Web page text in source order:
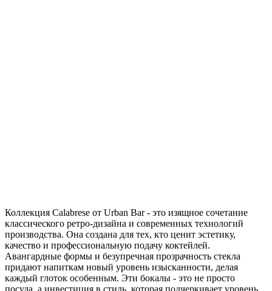
Коллекция Calabrese от Urban Bar - это изящное сочетание
классического ретро-дизайна и современных технологий
производства. Она создана для тех, кто ценит эстетику,
качество и профессиональную подачу коктейлей.
Авангардные формы и безупречная прозрачность стекла
придают напиткам новый уровень изысканности, делая
каждый глоток особенным. Эти бокалы - это не просто
посуда, а инвестиция в стиль, которая подчеркивает уровень